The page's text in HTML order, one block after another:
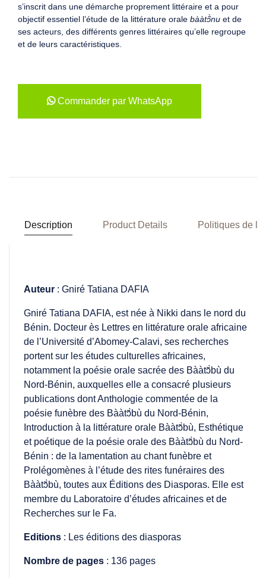
s’inscrit dans une démarche proprement littéraire et a pour
objectif essentiel l’étude de la littérature orale bààtɔ̃̀nu et de
ses acteurs, des différents genres littéraires qu’elle regroupe
et de leurs caractéristiques.
Commander par WhatsApp
Description Product Details Politiques de la
Auteur : Gniré Tatiana DAFIA
Gniré Tatiana DAFIA, est née à Nikki dans le nord du
Bénin. Docteur ès Lettres en littérature orale africaine
de l’Université d’Abomey-Calavi, ses recherches
portent sur les études culturelles africaines,
notamment la poésie orale sacrée des Bààtɔ̃̀bù du
Nord-Bénin, auxquelles elle a consacré plusieurs
publications dont Anthologie commentée de la
poésie funèbre des Bààtɔ̃̀bù du Nord-Bénin,
Introduction à la littérature orale Bààtɔ̃̀bù, Esthétique
et poétique de la poésie orale des Bààtɔ̃̀bù du Nord-
Bénin : de la lamentation au chant funèbre et
Prolégomènes à l’étude des rites funéraires des
Bààtɔ̃̀bù, toutes aux Éditions des Diasporas. Elle est
membre du Laboratoire d’études africaines et de
Recherches sur le Fa.
Editions : Les éditions des diasporas
Nombre de pages : 136 pages